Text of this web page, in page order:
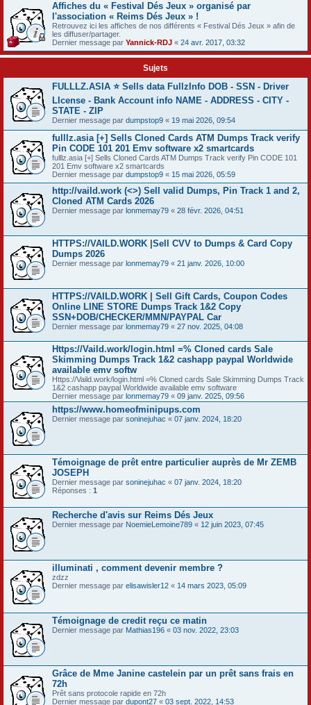
Affiches du « Festival Dés Jeux » organisé par
l'association « Reims Dés Jeux » !
Retrouvez ici les affiches de nos différents « Festival Dés Jeux » afin de
les diffuser/partager.
Dernier message par Yannick-RDJ « 24 avr. 2017, 03:32
Sujets
FULLLZ.ASIA ⭐️ Sells data FullzInfo DOB - SSN - Driver
LIcense - Bank Account info NAME - ADDRESS - CITY -
STATE - ZIP
Dernier message par dumpstop9 « 19 mai 2026, 09:54
fulllz.asia [+] Sells Cloned Cards ATM Dumps Track verify
Pin CODE 101 201 Emv software x2 smartcards
fulllz.asia [+] Sells Cloned Cards ATM Dumps Track verify Pin CODE 101
201 Emv software x2 smartcards
Dernier message par dumpstop9 « 15 mai 2026, 05:59
http://vaild.work (<>) Sell valid Dumps, Pin Track 1 and 2,
Cloned ATM Cards 2026
Dernier message par lonmemay79 « 28 févr. 2026, 04:51
HTTPS://VAILD.WORK |Sell CVV to Dumps & Card Copy
Dumps 2026
Dernier message par lonmemay79 « 21 janv. 2026, 10:00
HTTPS://VAILD.WORK | Sell Gift Cards, Coupon Codes
Online LINE STORE Dumps Track 1&2 Copy
SSN+DOB/CHECKER/MMN/PAYPAL Car
Dernier message par lonmemay79 « 27 nov. 2025, 04:08
Https://Vaild.work/login.html =% Cloned cards Sale
Skimming Dumps Track 1&2 cashapp paypal Worldwide
available emv softw
Https://Vaild.work/login.html =% Cloned cards Sale Skimming Dumps Track
1&2 cashapp paypal Worldwide available emv software
Dernier message par lonmemay79 « 09 janv. 2025, 09:56
https://www.homeofminipups.com
Dernier message par soninejuhac « 07 janv. 2024, 18:20
Témoignage de prêt entre particulier auprès de Mr ZEMB
JOSEPH
Dernier message par soninejuhac « 07 janv. 2024, 18:20
Réponses : 1
Recherche d'avis sur Reims Dés Jeux
Dernier message par NoemieLemoine789 « 12 juin 2023, 07:45
illuminati , comment devenir membre ?
zdzz
Dernier message par elisawisler12 « 14 mars 2023, 05:09
Témoignage de credit reçu ce matin
Dernier message par Mathias196 « 03 nov. 2022, 23:03
Grâce de Mme Janine castelein par un prêt sans frais en
72h
Prêt sans protocole rapide en 72h
Dernier message par dupont27 « 03 sept. 2022, 14:53